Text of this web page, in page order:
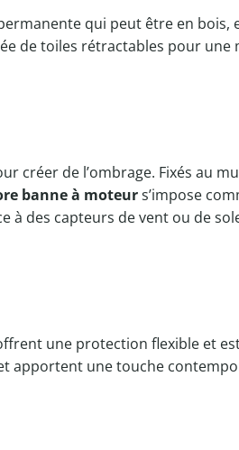
qui peut être en
de toiles rétractables pour une
créer de l’ombrage. Fixés au
banne à moteurs’impose
des capteurs de vent ou de
une protection flexible et
apportent une touche